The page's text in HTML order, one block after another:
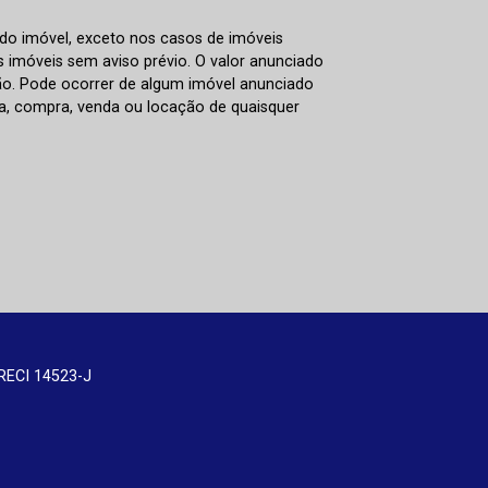
imóvel, exceto nos casos de imóveis
sem aviso prévio. O valor anunciado
Pode ocorrer de algum imóvel anunciado
compra, venda ou locação de quaisquer
14523-J